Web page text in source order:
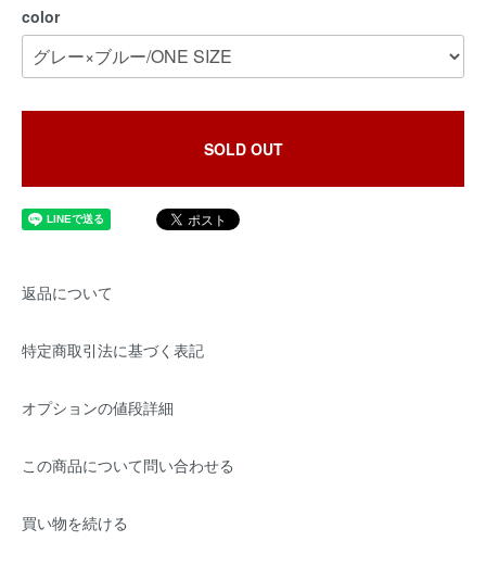
color
SOLD OUT
返品について
特定商取引法に基づく表記
オプションの値段詳細
この商品について問い合わせる
買い物を続ける